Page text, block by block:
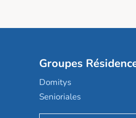
Groupes
Domitys
Senioriales
Nohée